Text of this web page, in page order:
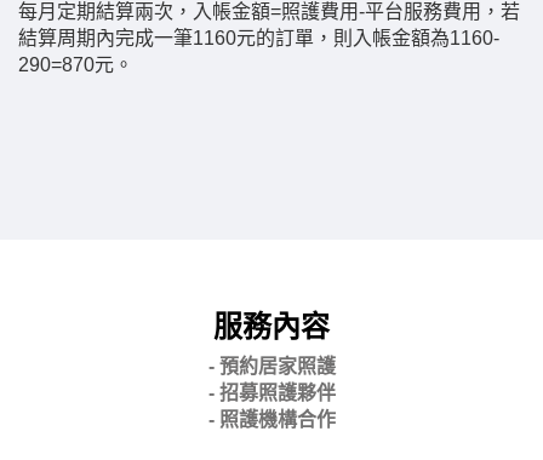
每月定期結算兩次，入帳金額=照護費用-平台服務費用，若
結算周期內完成一筆1160元的訂單，則入帳金額為1160-
290=870元。
服務內容
- 預約居家照護
- 招募照護夥伴
- 照護機構合作